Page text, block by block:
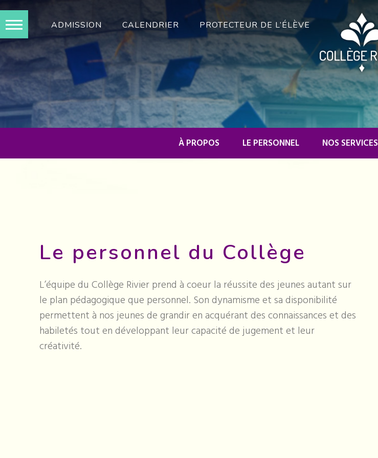
Skip
to
content
ADMISSION CALENDRIER PROTECTEUR DE L’ÉLÈVE
À PROPOS LE PERSONNEL NOS SERVICES
Le personnel du Collège
L’équipe du Collège Rivier prend à coeur la réussite des jeunes autant sur
le plan pédagogique que personnel. Son dynamisme et sa disponibilité
permettent à nos jeunes de grandir en acquérant des connaissances et des
habiletés tout en développant leur capacité de jugement et leur
créativité.